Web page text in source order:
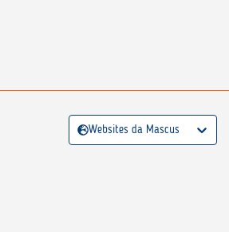
Websites da Mascus